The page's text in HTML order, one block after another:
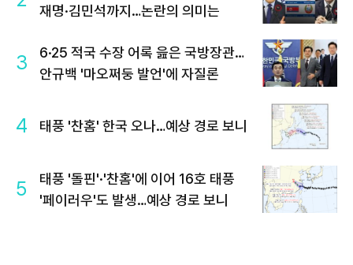
재명·김민석까지…논란의 의미는
3
6·25 적국 수장 어록 읊은 국방장관…
안규백 '마오쩌둥 발언'에 자질론
4 태풍 '찬홈' 한국 오나…예상 경로 보니
5
태풍 '돌핀'·'찬홈'에 이어 16호 태풍
'페이러우'도 발생…예상 경로 보니